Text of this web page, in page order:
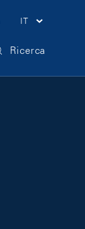
IT
Ricerca